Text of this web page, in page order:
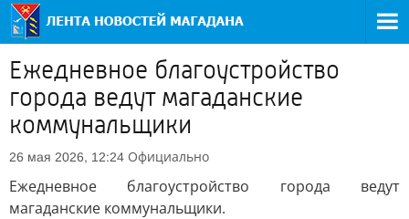
Ежедневное благоустройство
города ведут магаданские
коммунальщики
26 мая 2026, 12:24 Официально
Ежедневное благоустройство города ведут
магаданские коммунальщики.